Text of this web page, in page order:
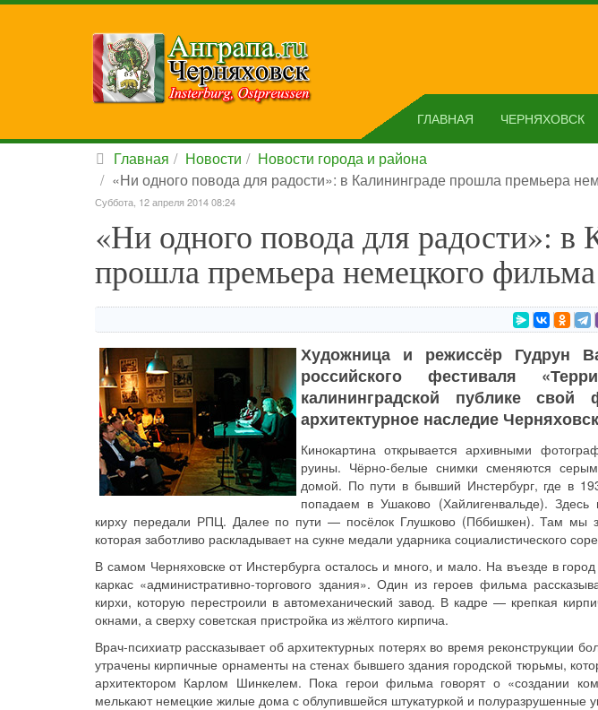
ГЛАВНАЯ ЧЕРНЯХОВСК
Главная Новости
Новости города и района
«Ни одного повода для радости»: в Калининграде прошла премьера
Суббота, 12 апреля 2014 08:24
«Ни одного повода для радости»: в
прошла премьера немецкого
Художница и режиссёр Гудрун
российского фестиваля
калининградской публике
архитектурное наследие
Кинокартина открывается архивными
руины. Чёрно-белые снимки сменяются
домой. По пути в бывший Инстербург, где в
попадаем в Ушаково (Хайлигенвальде). Здесь
кирху передали РПЦ. Далее по пути — посёлок Глушково (Пббишкен). Там мы
которая заботливо раскладывает на сукне медали ударника социалистического
В самом Черняховске от Инстербурга осталось и много, и мало. На въезде в
каркас «административно-торгового здания». Один из героев фильма
кирхи, которую перестроили в автомеханический завод. В кадре — крепкая
окнами, а сверху советская пристройка из жёлтого кирпича.
Врач-психиатр рассказывает об архитектурных потерях во время реконструкции
утрачены кирпичные орнаменты на стенах бывшего здания городской тюрьмы,
архитектором Карлом Шинкелем. Пока герои фильма говорят о «создании
мелькают немецкие жилые дома с облупившейся штукатуркой и полуразрушенные